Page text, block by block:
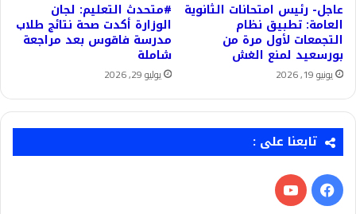
عاجل- رئيس امتحانات الثانوية
العامة: تطبيق نظام
التجمعات لأول مرة من
بورسعيد لمنع الغش
يونيو 19, 2026
#متحدث التعليم: لجان
الوزارة أكدت صحة نتائج طلاب
مدرسة فاقوس بعد مراجعة
شاملة
يوليو 29, 2026
تابعنا على :
فيسبوك‫YouTube